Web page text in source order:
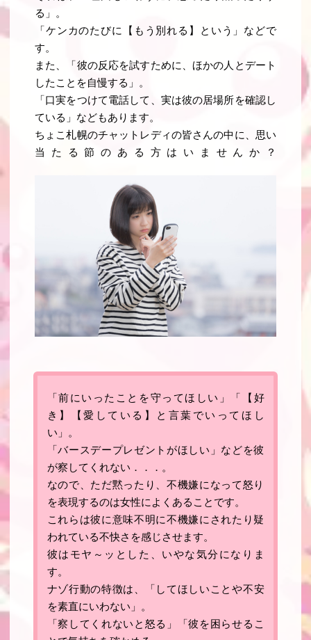
る」。
「ケンカのたびに【もう別れる】という」などで
す。
また、「彼の反応を試すために、ほかの人とデート
したことを自慢する」。
「口実をつけて電話して、実は彼の居場所を確認し
ている」などもあります。
ちょこ札幌のチャットレディの皆さんの中に、思い
当たる節のある方はいませんか？
「前にいったことを守ってほしい」「【好
き】【愛している】と言葉でいってほし
い」。
「バースデープレゼントがほしい」などを彼
が察してくれない．．．。
なので、ただ黙ったり、不機嫌になって怒り
を表現するのは女性によくあることです。
これらは彼に意味不明に不機嫌にされたり疑
われている不快さを感じさせます。
彼はモヤ～ッとした、いやな気分になりま
す。
ナゾ行動の特徴は、「 してほしいことや不安
を素直にいわない 」。
「察してくれないと怒る 」「彼を困らせるこ